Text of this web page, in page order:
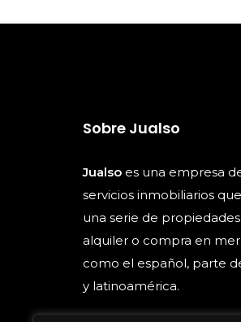
Sobre Jualso
Jualso es una empresa
servicios inmobiliarios
una serie de
alquiler o compra en
como el español, parte
y latinoamérica.